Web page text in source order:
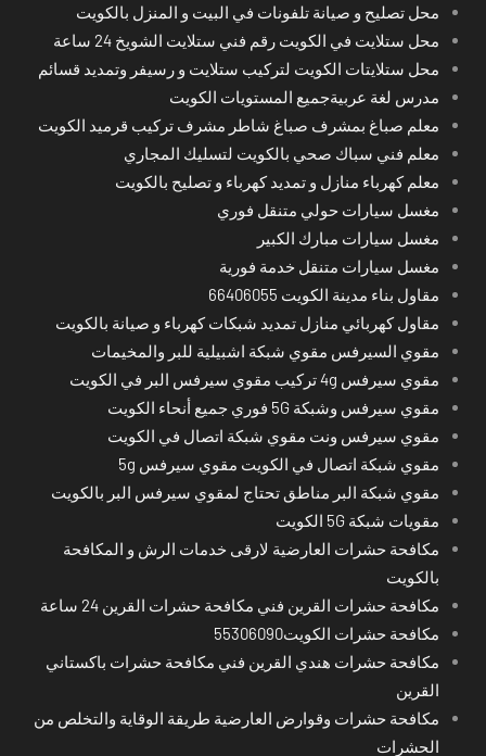
محل تصليح و صيانة تلفونات في البيت و المنزل بالكويت
محل ستلايت في الكويت رقم فني ستلايت الشويخ 24 ساعة
محل ستلايتات الكويت لتركيب ستلايت و رسيفر وتمديد قسائم
مدرس لغة عربيةجميع المستويات الكويت
معلم صباغ بمشرف صباغ شاطر مشرف تركيب قرميد الكويت
معلم فني سباك صحي بالكويت لتسليك المجاري
معلم كهرباء منازل و تمديد كهرباء و تصليح بالكويت
مغسل سيارات حولي متنقل فوري
مغسل سيارات مبارك الكبير
مغسل سيارات متنقل خدمة فورية
مقاول بناء مدينة الكويت 66406055
مقاول كهربائي منازل تمديد شبكات كهرباء و صيانة بالكويت
مقوي السيرفس مقوي شبكة اشبيلية للبر والمخيمات
مقوي سيرفس 4g تركيب مقوي سيرفس البر في الكويت
مقوي سيرفس وشبكة 5G فوري جميع أنحاء الكويت
مقوي سيرفس ونت مقوي شبكة اتصال في الكويت
مقوي شبكة اتصال في الكويت مقوي سيرفس 5g
مقوي شبكة البر مناطق تحتاج لمقوي سيرفس البر بالكويت
مقويات شبكة 5G الكويت
مكافحة حشرات العارضية لارقى خدمات الرش و المكافحة
بالكويت
مكافحة حشرات القرين فني مكافحة حشرات القرين 24 ساعة
مكافحة حشرات الكويت55306090
مكافحة حشرات هندي القرين فني مكافحة حشرات باكستاني
القرين
مكافحة حشرات وقوارض العارضية طريقة الوقاية والتخلص من
الحشرات